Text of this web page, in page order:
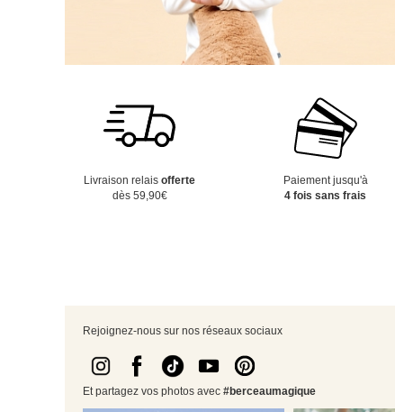
Livraison relaisofferte
dès 59,90€
Paiement jusqu'à
4 fois sans frais
Rejoignez-nous sur nos réseaux sociaux
Et partagez vos photos avec #berceaumagique